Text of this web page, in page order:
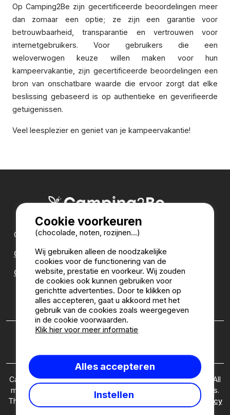
Op Camping2Be zijn gecertificeerde beoordelingen meer
dan zomaar een optie; ze zijn een garantie voor
betrouwbaarheid, transparantie en vertrouwen voor
internetgebruikers. Voor gebruikers die een
weloverwogen keuze willen maken voor hun
kampeervakantie, zijn gecertificeerde beoordelingen een
bron van onschatbare waarde die ervoor zorgt dat elke
beslissing gebaseerd is op authentieke en geverifieerde
getuigenissen.
Veel leesplezier en geniet van je kampeervakantie!
Onze partners:
CampingDirect
CampingStreetView
CAMPINGGIDS
Camping2Be.com ©2026 Camping2Be, all rights reserved. All
media and pictures are property of their respective owners.
This site is protected by reCAPTCHA and the Google
Privacy
Cookie voorkeuren
(chocolade, noten, rozijnen...)
Wij gebruiken alleen de noodzakelijke
cookies voor de functionering van de
website, prestatie en voorkeur. Wij zouden
de cookies ook kunnen gebruiken voor
gerichtte advertenties. Door te klikken op
alles accepteren, gaat u akkoord met het
gebruik van de cookies zoals weergegeven
in de cookie voorwaarden.
Klik hier voor meer informatie
Alles accepteren
Instellen